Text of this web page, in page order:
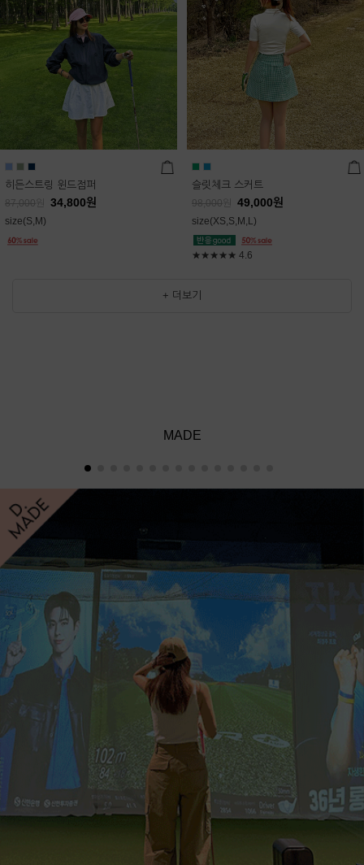
히든스트링 윈드점퍼
87,000 34,800원
size(S,M)
슬릿체크 스커트
98,000 49,000원
size(XS,S,M,L)
★★★★★ 4.6
+ 더보기
MADE